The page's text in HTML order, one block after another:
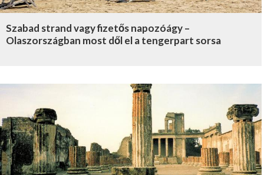
Szabad strand vagy fizetős napozóágy –
Olaszországban most dől el a tengerpart sorsa